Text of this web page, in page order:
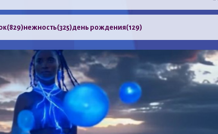
(829)нежность(325)день рождения(129)